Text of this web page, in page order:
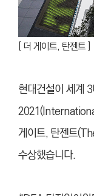
[ 더 게이트, 탄젠트 ]
현대건설이 세계
게이트, 탄젠트
수상했습니다.